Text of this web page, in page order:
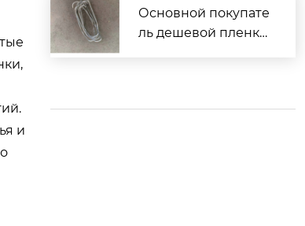
и
Основной покупате
ль дешевой пленки